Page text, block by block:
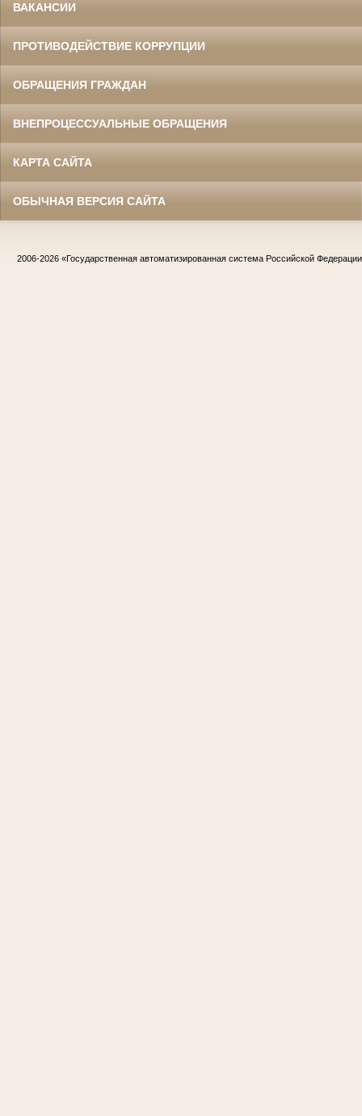
ВАКАНСИИ
ПРОТИВОДЕЙСТВИЕ КОРРУПЦИИ
ОБРАЩЕНИЯ ГРАЖДАН
ВНЕПРОЦЕССУАЛЬНЫЕ ОБРАЩЕНИЯ
КАРТА САЙТА
ОБЫЧНАЯ ВЕРСИЯ САЙТА
2006-2026 «Государственная автоматизированная система Российской